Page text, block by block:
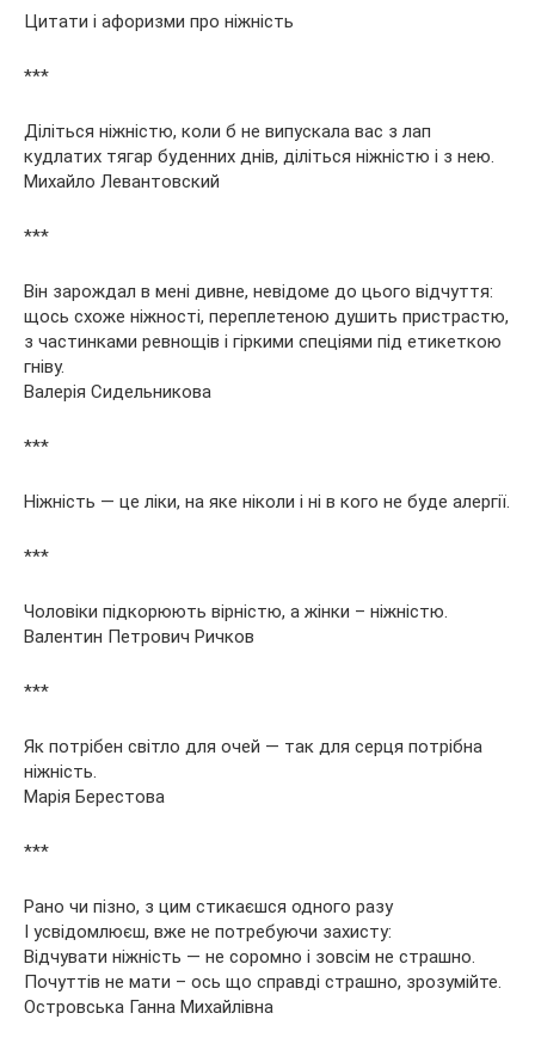
Цитати і афоризми про ніжність
***
Діліться ніжністю, коли б не випускала вас з лап
кудлатих тягар буденних днів, діліться ніжністю і з нею.
Михайло Левантовский
***
Він зарождал в мені дивне, невідоме до цього відчуття:
щось схоже ніжності, переплетеною душить пристрастю,
з частинками ревнощів і гіркими спеціями під етикеткою
гніву.
Валерія Сидельникова
***
Ніжність — це ліки, на яке ніколи і ні в кого не буде алергії.
***
Чоловіки підкорюють вірністю, а жінки – ніжністю.
Валентин Петрович Ричков
***
Як потрібен світло для очей — так для серця потрібна
ніжність.
Марія Берестова
***
Рано чи пізно, з цим стикаєшся одного разу
І усвідомлюєш, вже не потребуючи захисту:
Відчувати ніжність — не соромно і зовсім не страшно.
Почуттів не мати – ось що справді страшно, зрозумійте.
Островська Ганна Михайлівна